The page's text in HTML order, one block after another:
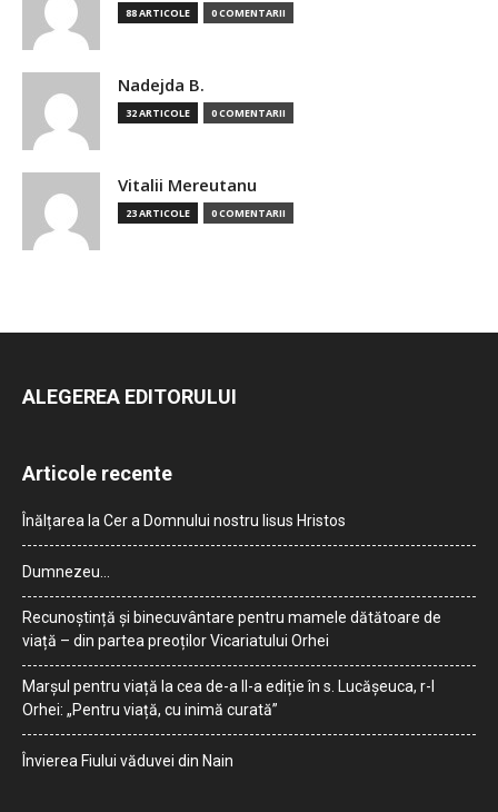
88 ARTICOLE 0 COMENTARII
Nadejda B.
32 ARTICOLE 0 COMENTARII
Vitalii Mereutanu
23 ARTICOLE 0 COMENTARII
ALEGEREA EDITORULUI
Articole recente
Înălțarea la Cer a Domnului nostru Iisus Hristos
Dumnezeu…
Recunoștință și binecuvântare pentru mamele dătătoare de
viață – din partea preoților Vicariatului Orhei
Marșul pentru viață la cea de-a II-a ediție în s. Lucășeuca, r-l
Orhei: „Pentru viață, cu inimă curată”
Învierea Fiului văduvei din Nain